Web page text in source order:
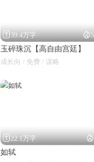
39.4万字 
玉碎珠沉【高自由宫廷】
成长向 / 免费 / 谋略
22.1万字 
如轼